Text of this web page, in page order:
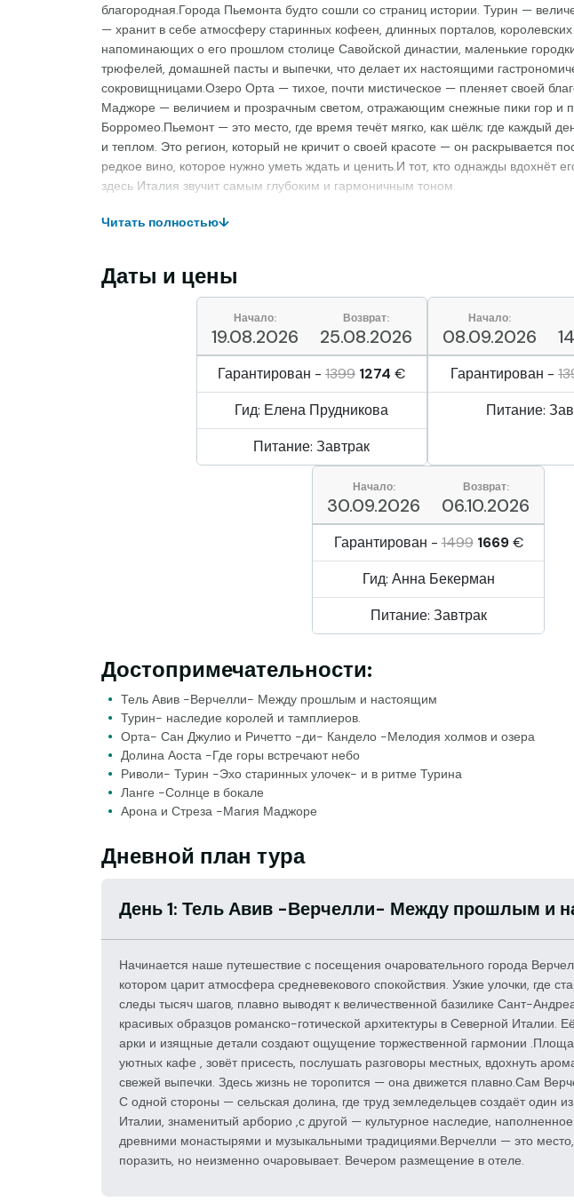
благородная.Города Пьемонта будто сошли со страниц истории. Турин —
— хранит в себе атмосферу старинных кофеен, длинных порталов,
напоминающих о его прошлом столице Савойской династии, маленькие
трюфелей, домашней пасты и выпечки, что делает их настоящими
сокровищницами.Озеро Орта — тихое, почти мистическое — пленяет своей
Маджоре — величием и прозрачным светом, отражающим снежные пики гор и
Борромео.Пьемонт — это место, где время течёт мягко, как шёлк; где каждый
и теплом. Это регион, который не кричит о своей красоте — он раскрывается
редкое вино, которое нужно уметь ждать и ценить.И тот, кто однажды вдохнёт
здесь Италия звучит самым глубоким и гармоничным тоном.
Читать полностью↓
Даты и цены
Начало:
19.08.2026
Возврат:
25.08.2026
Гарантирован - 1399 1274 €
Гид: Елена Прудникова
Питание: Завтрак
Начало:
08.09.2026
Гарантирован -
Питание:
Начало:
30.09.2026
Возврат:
06.10.2026
Гарантирован -1499 1669€
Гид: Анна Бекерман
Питание: Завтрак
Достопримечательности:
Тель Авив -Верчелли- Между прошлым и настоящим
Турин- наследие королей и тамплиеров.
Орта- Сан Джулио и Ричетто -ди- Кандело -Мелодия холмов и озера
Долина Аоста -Где горы встречают небо
Риволи- Турин -Эхо старинных улочек- и в ритме Турина
Ланге -Солнце в бокале
Арона и Стреза -Магия Маджоре
Дневной план тура
День 1: Тель Авив -Верчелли- Между прошлым и
Начинается наше путешествие с посещения очаровательного города
котором царит атмосфера средневекового спокойствия. Узкие улочки, где
следы тысяч шагов, плавно выводят к величественной базилике Сант-
красивых образцов романско-готической архитектуры в Северной Италии.
арки и изящные детали создают ощущение торжественной гармонии
уютных кафе , зовёт присесть, послушать разговоры местных, вдохнуть
свежей выпечки. Здесь жизнь не торопится — она движется плавно.Сам
С одной стороны — сельская долина, где труд земледельцев создаёт один
Италии, знаменитый арборио ,с другой — культурное наследие,
древними монастырями и музыкальными традициями.Верчелли — это место,
поразить, но неизменно очаровывает. Вечером размещение в отеле.